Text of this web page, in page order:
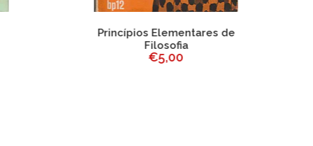
Princípios Elementares de
Filosofia
€5,00